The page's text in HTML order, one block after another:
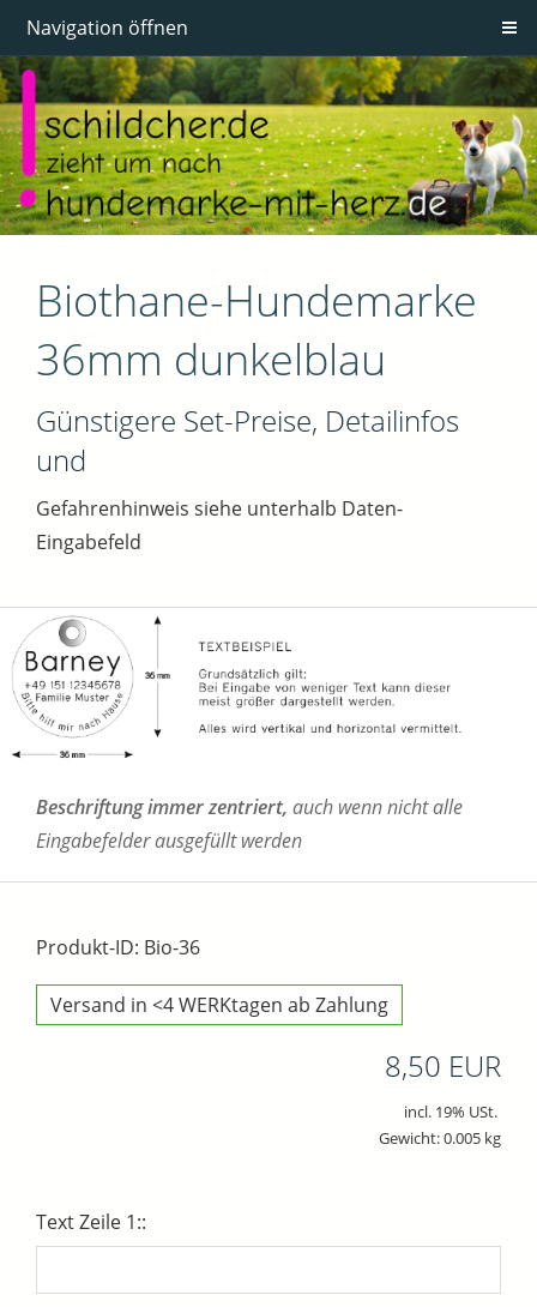
Navigation öffnen
Biothane-Hundemarke
36mm dunkelblau
Günstigere Set-Preise, Detailinfos
und
Gefahrenhinweis siehe unterhalb Daten-
Eingabefeld
Beschriftung immer zentriert, auch wenn nicht alle
Eingabefelder ausgefüllt werden
Produkt-ID: Bio-36
Versand in <4 WERKtagen ab Zahlung
8,50 EUR
incl. 19% USt.
Gewicht: 0.005 kg
Text Zeile 1::